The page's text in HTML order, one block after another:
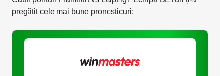
pregătit cele mai bune pronosticuri: